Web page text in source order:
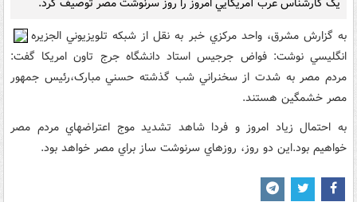
به گزارش مشرق، واحد مرکزي خبر به نقل از شبکه تلويزيوني الجزيره
انگليسي نوشت: فواض جرجيس استاد دانشگاه جرج تاون امريکا گفت:
مردم مصر به شدت از سخنراني شب گذشته حسني مبارک،رئيس جمهور
مصر خشمگين هستند.
به احتمال زياد امروز و فردا شاهد تشديد موج اعتراضهاي مردم مصر
خواهيم بود.اين دو روز، روزهاي سرنوشت ساز براي مصر خواهد بود.